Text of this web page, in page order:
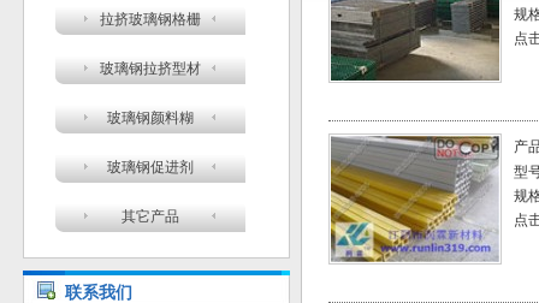
拉挤玻璃钢格栅
玻璃钢拉挤型材
玻璃钢颜料糊
玻璃钢促进剂
其它产品
联系我们
规
点
产
型
规
点